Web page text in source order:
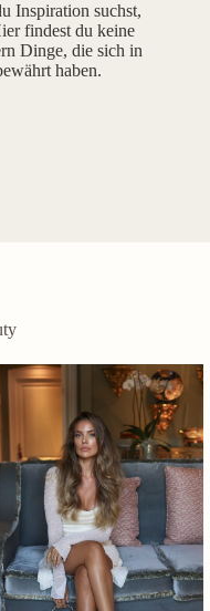
Inspiration suchst,
findest du keine
Dinge, die sich in
haben.